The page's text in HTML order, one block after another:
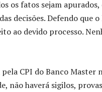
os fatos sejam
decisões. Defendo que
ao devido processo.
CPI do Banco Master
não haverá sigilos,